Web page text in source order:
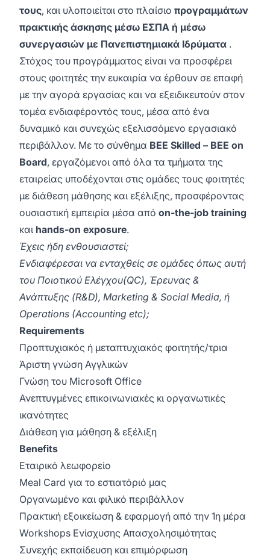
τους, και υλοποιείται στο πλαίσιο προγραμμάτων
πρακτικής άσκησης μέσω ΕΣΠΑ ή μέσω
συνεργασιών με Πανεπιστημιακά Ιδρύματα .
Στόχος του προγράμματος είναι να προσφέρει
στους φοιτητές την ευκαιρία να έρθουν σε επαφή
με την αγορά εργασίας και να εξειδικευτούν στον
τομέα ενδιαφέροντός τους, μέσα από ένα
δυναμικό και συνεχώς εξελισσόμενο εργασιακό
περιβάλλον. Με το σύνθημα BEE Skilled – BEE on
Board, εργαζόμενοι από όλα τα τμήματα της
εταιρείας υποδέχονται στις ομάδες τους φοιτητές
με διάθεση μάθησης και εξέλιξης, προσφέροντας
ουσιαστική εμπειρία μέσα από on-the-job training
και hands-on exposure.
Έχεις ήδη ενθουσιαστεί;
Ενδιαφέρεσαι να ενταχθείς σε ομάδες όπως αυτή
του Ποιοτικού Ελέγχου(QC), Έρευνας &
Ανάπτυξης (R&D), Marketing & Social Media, ή
Operations (Accounting etc);
Requirements
Προπτυχιακός ή μεταπτυχιακός φοιτητής/τρια
Άριστη γνώση Αγγλικών
Γνώση του Microsoft Office
Ανεπτυγμένες επικοινωνιακές κι οργανωτικές
ικανότητες
Διάθεση για μάθηση & εξέλιξη
Benefits
Εταιρικό λεωφορείο
Meal Card για το εστιατόριό μας
Οργανωμένο και φιλικό περιβάλλον
Πρακτική εξοικείωση & εφαρμογή από την 1η μέρα
Workshops Ενίσχυσης Απασχολησιμότητας
Συνεχής εκπαίδευση και επιμόρφωση